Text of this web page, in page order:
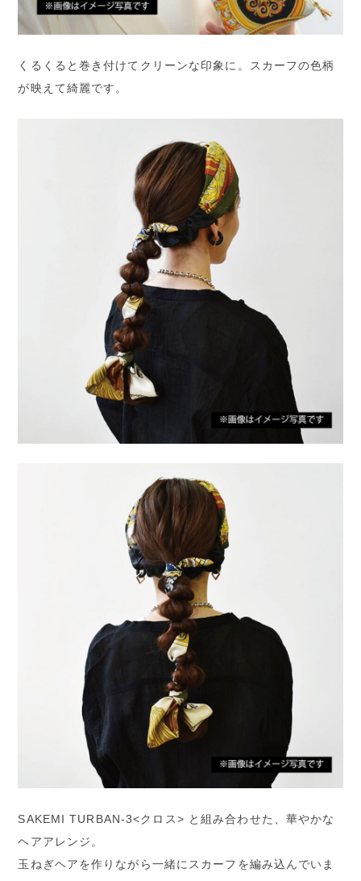
くるくると巻き付けてクリーンな印象に。スカーフの色柄
が映えて綺麗です。
SAKEMI TURBAN-3<クロス> と組み合わせた、華やかな
ヘアアレンジ。
玉ねぎヘアを作りながら一緒にスカーフを編み込んでいま